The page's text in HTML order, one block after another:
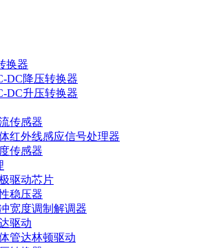
换器
DC降压转换器
DC升压转换器
传感器
红外线感应信号处理器
传感器
驱动芯片
稳压器
宽度调制解调器
驱动
管达林顿驱动